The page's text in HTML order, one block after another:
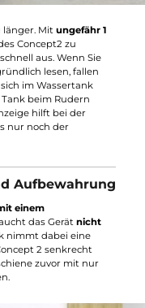
länger. Mitungefähr 1
des Concept2 zu
schnell aus. Wenn Sie
gründlich lesen, fallen
sich im Wassertank